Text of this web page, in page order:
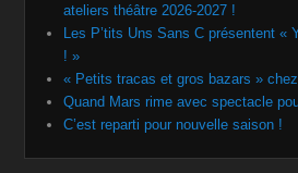
ateliers théâtre 2026-2027 !
Les P’tits Uns Sans C présentent «
! »
« Petits tracas et gros bazars » chez
Quand Mars rime avec spectacle
C’est reparti pour nouvelle saison !